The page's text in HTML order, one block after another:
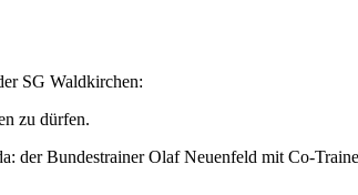
SG Waldkirchen:
zu dürfen.
der Bundestrainer Olaf Neuenfeld mit Co-